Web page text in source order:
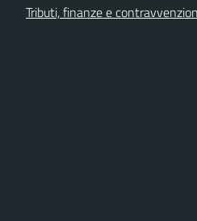
Tributi, finanze e